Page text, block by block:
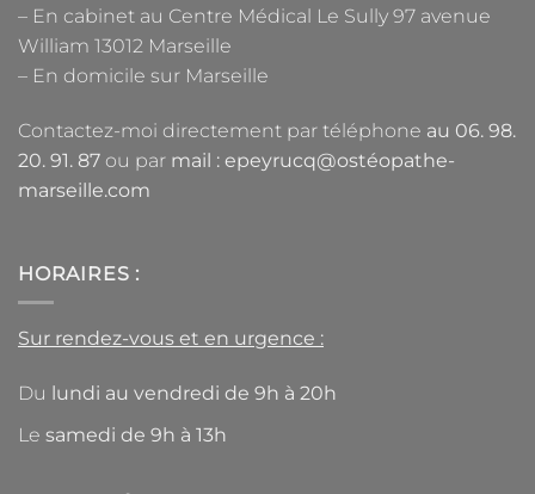
– En cabinet au Centre Médical Le Sully 97 avenue
William 13012 Marseille
– En domicile sur Marseille
Contactez-moi directement par téléphone au 06. 98.
20. 91. 87 ou par mail : epeyrucq@ostéopathe-
marseille.com
HORAIRES :
Sur rendez-vous et en urgence :
Du lundi au vendredi de 9h à 20h
Le samedi de 9h à 13h